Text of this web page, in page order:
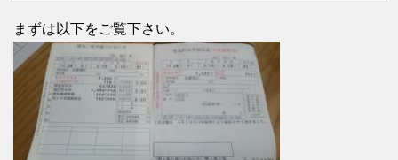
まずは以下をご覧下さい。